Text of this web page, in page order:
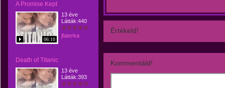
A Promise Kept
06:10
13 éve
Látták:440
jfaterka
Death of Titanic
13 éve
Látták:393
Értékeld!
Kommentáld!